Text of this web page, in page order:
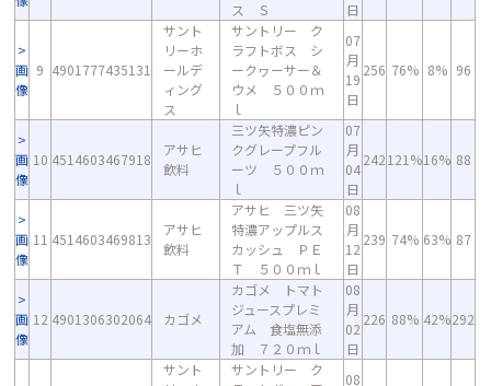
ス Ｓ
日
画
像
9 4901777435131
サント
リーホ
ールデ
ィング
ス
サントリー ク
ラフトボス シ
ークヮーサー＆
ウメ ５００ｍ
ｌ
07
月
19
日
256 76% 8% 96
画
像
10 4514603467918
アサヒ
飲料
三ツ矢特濃ピン
クグレープフル
ーツ ５００ｍ
ｌ
07
月
04
日
242121%16% 88
画
像
11 4514603469813
アサヒ
飲料
アサヒ 三ツ矢
特濃アップルス
カッシュ ＰＥ
Ｔ ５００ｍｌ
08
月
12
日
239 74% 63% 87
画
像
12 4901306302064 カゴメ
カゴメ トマト
ジュースプレミ
アム 食塩無添
加 ７２０ｍｌ
08
月
02
日
226 88% 42%292
サント
サントリー ク
08